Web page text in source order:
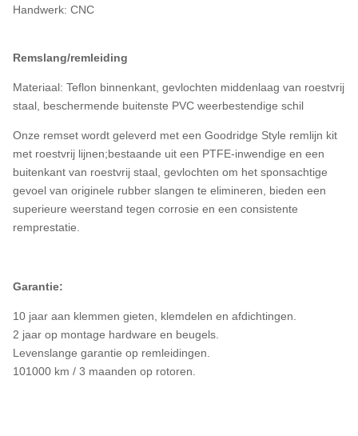
Handwerk: CNC
Remslang/remleiding
Materiaal: Teflon binnenkant, gevlochten middenlaag van roestvrij
staal, beschermende buitenste PVC weerbestendige schil
Onze remset wordt geleverd met een Goodridge Style remlijn kit
met roestvrij lijnen;bestaande uit een PTFE-inwendige en een
buitenkant van roestvrij staal, gevlochten om het sponsachtige
gevoel van originele rubber slangen te elimineren, bieden een
superieure weerstand tegen corrosie en een consistente
remprestatie.
Garantie:
10 jaar aan klemmen gieten, klemdelen en afdichtingen.
2 jaar op montage hardware en beugels.
Levenslange garantie op remleidingen.
101000 km / 3 maanden op rotoren.